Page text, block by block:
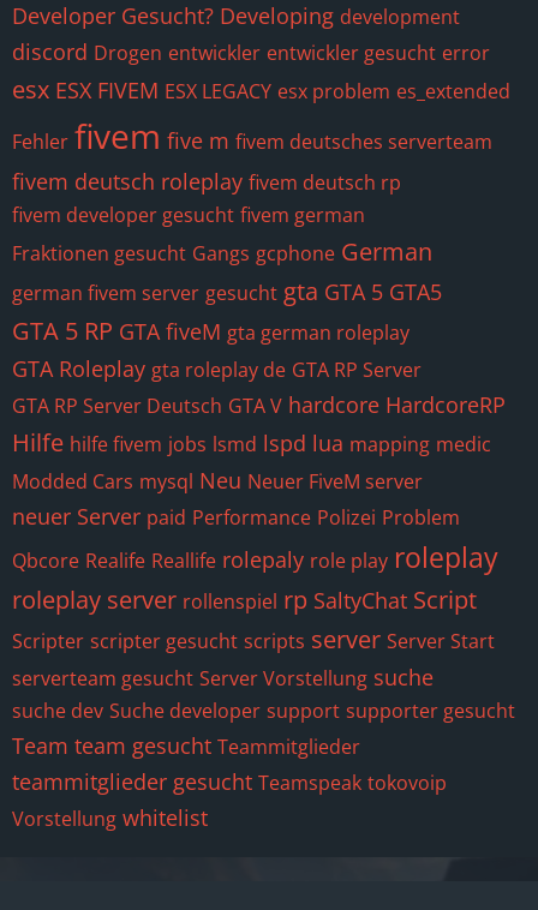
Developer Gesucht? Developing development
discord Drogen entwickler entwickler gesucht error
esx ESX FIVEM ESX LEGACY esx problem es_extended
Fehler fivem five m fivem deutsches serverteam
fivem deutsch roleplay fivem deutsch rp
fivem developer gesucht fivem german
Fraktionen gesucht Gangs gcphone German
german fivem server gesucht gta GTA 5 GTA5
GTA 5 RP GTA fiveM gta german roleplay
GTA Roleplay gta roleplay de GTA RP Server
GTA RP Server Deutsch GTA V hardcore HardcoreRP
Hilfe hilfe fivem jobs lsmd lspd lua mapping medic
Modded Cars mysql Neu Neuer FiveM server
neuer Server paid Performance Polizei Problem
Qbcore Realife Reallife rolepaly role play roleplay
roleplay server rollenspiel rp SaltyChat Script
Scripter scripter gesucht scripts server Server Start
serverteam gesucht Server Vorstellung suche
suche dev Suche developer support supporter gesucht
Team team gesucht Teammitglieder
teammitglieder gesucht Teamspeak tokovoip
Vorstellung whitelist